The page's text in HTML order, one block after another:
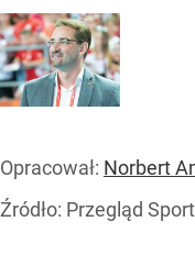
Opracował: Norbert
Źródło: Przegląd